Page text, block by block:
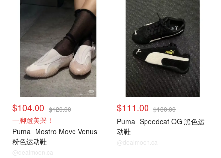
$104.00 $120.00
一脚蹬美哭！
Puma Mostro Move Venus
粉色运动鞋
@dealmoon.ca
$111.00 $130.00
Puma Speedcat OG 黑色运
动鞋
@dealmoon.ca